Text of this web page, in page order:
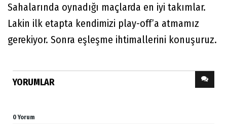
Sahalarında oynadığı maçlarda en iyi takımlar.
Lakin ilk etapta kendimizi play-off’a atmamız
gerekiyor. Sonra eşleşme ihtimallerini konuşuruz.
YORUMLAR
0 Yorum